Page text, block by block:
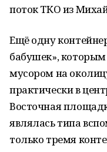
поток ТКО из
Ещё одну
бабушек»,
мусором на
практически в
Восточная
являлась типа
только тремя